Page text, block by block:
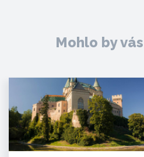
Mohlo by